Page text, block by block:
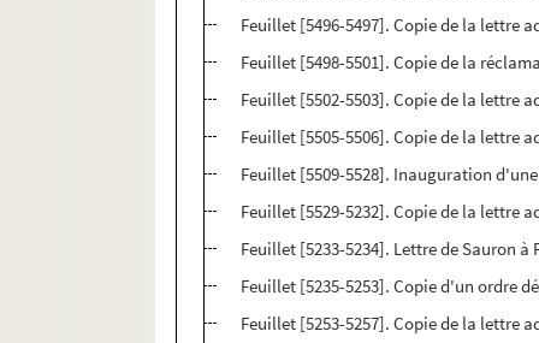
Feuillet [5496-5497]. Copie de la lettre
Feuillet [5498-5501]. Copie de la
Feuillet [5502-5503]. Copie de la lettre
Feuillet [5505-5506]. Copie de la lettre
Feuillet [5509-5528]. Inauguration
Feuillet [5529-5232]. Copie de la lettre
Feuillet [5233-5234]. Lettre de Sauron à
Feuillet [5235-5253]. Copie d'un ordre
Feuillet [5253-5257]. Copie de la lettre